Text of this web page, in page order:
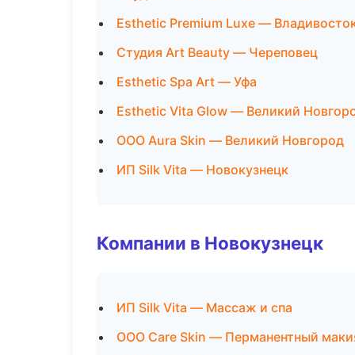
Esthetic Premium Luxe —
Студия Art Beauty — Череповец
Esthetic Spa Art — Уфа
Esthetic Vita Glow — Великий
ООО Aura Skin — Великий Новгород
ИП Silk Vita — Новокузнецк
Компании в Новокузнецк
ИП Silk Vita — Массаж и спа
ООО Care Skin — Перманентный